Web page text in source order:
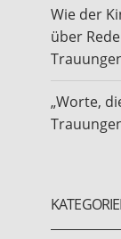
Wie der
über
„Worte,